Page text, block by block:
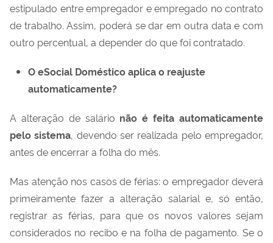
estipulado entre empregador e empregado no contrato
de trabalho. Assim, poderá se dar em outra data e com
outro percentual, a depender do que foi contratado.
O eSocial Doméstico aplica o reajuste
automaticamente?
A alteração de salário não é feita automaticamente
pelo sistema, devendo ser realizada pelo empregador,
antes de encerrar a folha do mês.
Mas atenção nos casos de férias: o empregador deverá
primeiramente fazer a alteração salarial e, só então,
registrar as férias, para que os novos valores sejam
considerados no recibo e na folha de pagamento. Se o